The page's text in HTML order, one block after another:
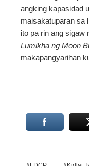
angking kapasidad
maisakatuparan sa
ito pa rin ang sigaw
Lumikha ng Moon
makapangyarihan